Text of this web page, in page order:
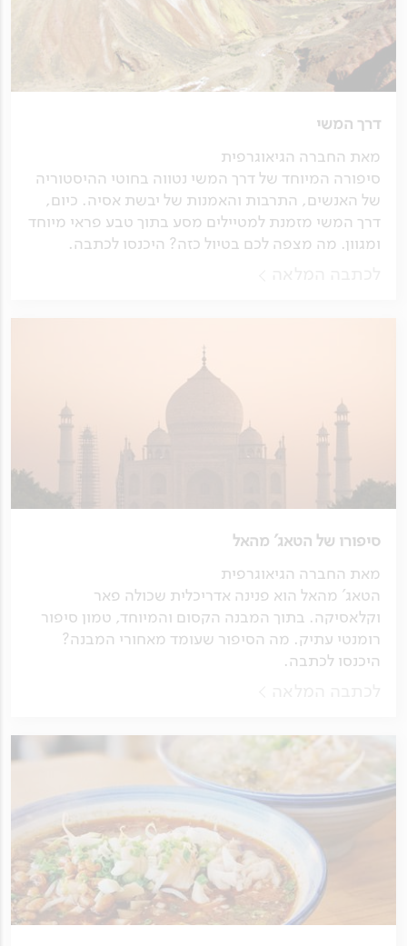
דרך המשי
מאת החברה הגיאוגרפית
סיפורה המיוחד של דרך המשי נטווה בחוטי ההיסטוריה
של האנשים, התרבות והאמנות של יבשת אסיה. כיום,
דרך המשי מזמנת למטיילים מסע בתוך טבע פראי מיוחד
ומגוון. מה מצפה לכם בטיול כזה? היכנסו לכתבה.
סיפורו של הטאג' מהאל
מאת החברה הגיאוגרפית
הטאג' מהאל הוא פנינה אדריכלית שכולה פאר
וקלאסיקה. בתוך המבנה הקסום והמיוחד, טמון סיפור
רומנטי עתיק. מה הסיפור שעומד מאחורי המבנה?
היכנסו לכתבה.